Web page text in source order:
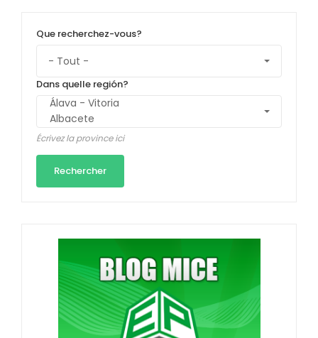
Que recherchez-vous?
Dans quelle región?
Écrivez la province ici